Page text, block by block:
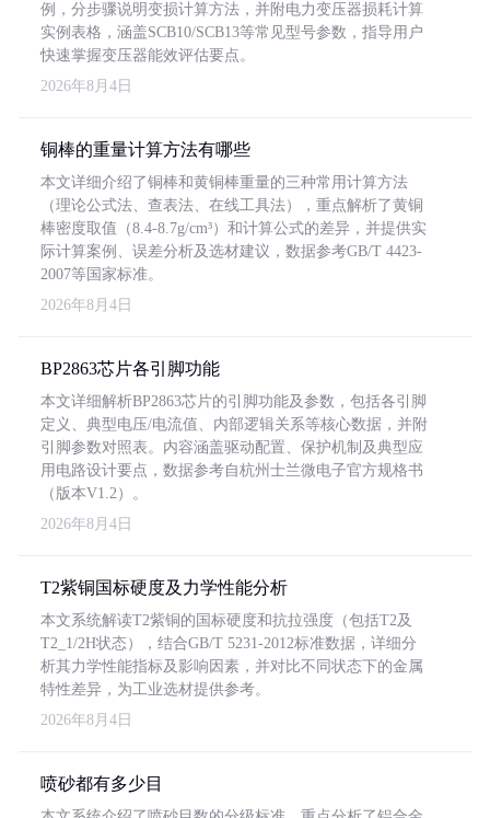
例，分步骤说明变损计算方法，并附电力变压器损耗计算
实例表格，涵盖SCB10/SCB13等常见型号参数，指导用户
快速掌握变压器能效评估要点。
2026年8月4日
铜棒的重量计算方法有哪些
本文详细介绍了铜棒和黄铜棒重量的三种常用计算方法
（理论公式法、查表法、在线工具法），重点解析了黄铜
棒密度取值（8.4-8.7g/cm³）和计算公式的差异，并提供实
际计算案例、误差分析及选材建议，数据参考GB/T 4423-
2007等国家标准。
2026年8月4日
BP2863芯片各引脚功能
本文详细解析BP2863芯片的引脚功能及参数，包括各引脚
定义、典型电压/电流值、内部逻辑关系等核心数据，并附
引脚参数对照表。内容涵盖驱动配置、保护机制及典型应
用电路设计要点，数据参考自杭州士兰微电子官方规格书
（版本V1.2）。
2026年8月4日
T2紫铜国标硬度及力学性能分析
本文系统解读T2紫铜的国标硬度和抗拉强度（包括T2及
T2_1/2H状态），结合GB/T 5231-2012标准数据，详细分
析其力学性能指标及影响因素，并对比不同状态下的金属
特性差异，为工业选材提供参考。
2026年8月4日
喷砂都有多少目